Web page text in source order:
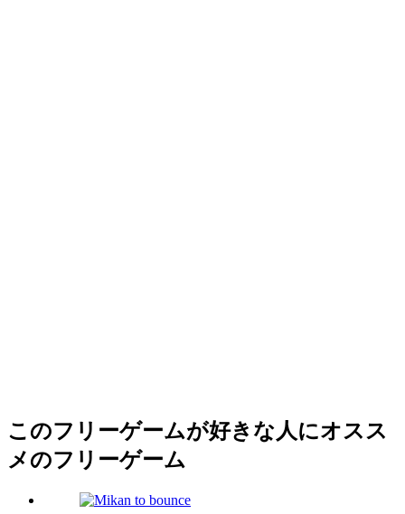
このフリーゲームが好きな人にオスス
メのフリーゲーム